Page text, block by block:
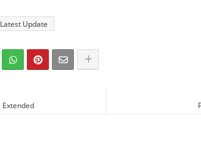
Latest Update
Extended